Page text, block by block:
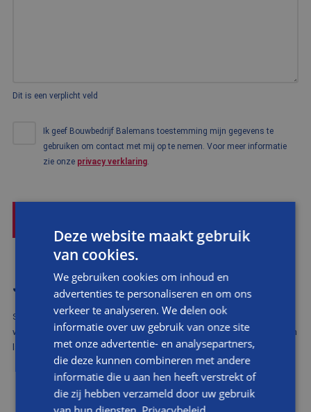
Dit is een verplicht veld
Ik geef Bouwbedrijf Balemans toestemming mijn gegevens te
gebruiken om contact met mij op te nemen. Voor meer informatie
zie onze privacy verklaring.
JOUW PROJECT, ONZE ZORG
Sinds 1974 verzorgt Balemans op maat timmerwerk uit onze eigen
werkplaats. Zo hebben wij al diverse deuren, kozijnen, trapleuningen en
lambrisering op maat gemaakt. Laat je inspireren.
Deze website maakt gebruik
van cookies.
We gebruiken cookies om inhoud en
advertenties te personaliseren en om ons
verkeer te analyseren. We delen ook
informatie over uw gebruik van onze site
met onze advertentie- en analysepartners,
die deze kunnen combineren met andere
informatie die u aan hen heeft verstrekt of
die zij hebben verzameld door uw gebruik